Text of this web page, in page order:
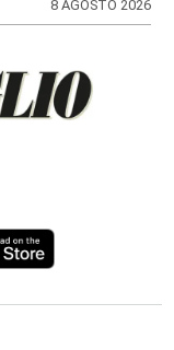
8 AGOSTO 2026